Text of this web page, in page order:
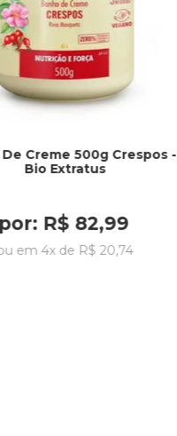
Creme 500g Crespos -
Bio Extratus
R$ 82,99
em 4x de R$ 20,74